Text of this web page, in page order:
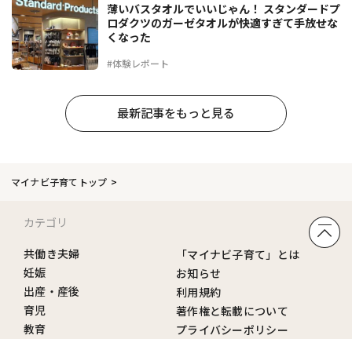
#体験レポート
薄いバスタオルでいいじゃん！ スタンダードプ
ロダクツのガーゼタオルが快適すぎて手放せな
くなった
最新記事をもっと見る
マイナビ子育てトップ
カテゴリ
共働き夫婦
妊娠
出産・産後
育児
教育
「マイナビ子育て」とは
お知らせ
利用規約
著作権と転載について
プライバシーポリシー